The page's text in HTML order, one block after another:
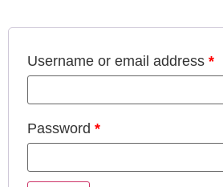
Username or email address *
Password *